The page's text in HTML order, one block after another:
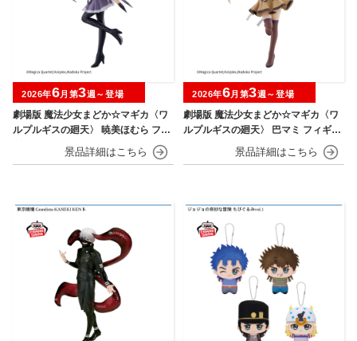
劇場版 魔法少女まどか☆マギカ〈ワ
ルプルギスの廻天〉 暁美ほむら フィ
2026年6月第3週～登場
劇場版 魔法少女まどか☆マギカ〈ワ
ルプルギスの廻天〉 巴マミ フィギュ
2026年6月第3週～登場